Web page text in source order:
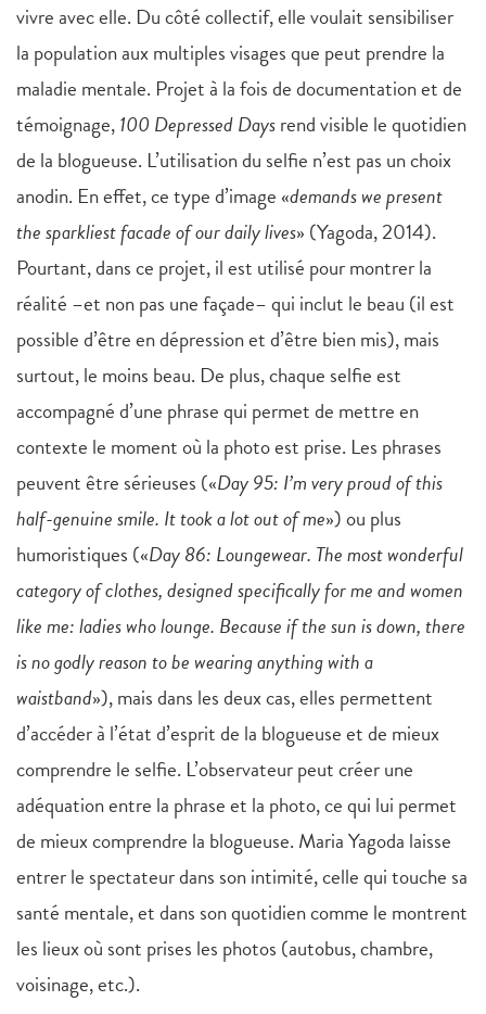
vivre avec elle. Du côté collectif, elle voulait sensibiliser
la population aux multiples visages que peut prendre la
maladie mentale. Projet à la fois de documentation et de
témoignage,100 Depressed Daysrend visible le quotidien
de la blogueuse. L’utilisation du selfie n’est pas un choix
anodin. En effet, ce type d’image «demands we present
the sparkliest facade of our daily lives» (Yagoda, 2014).
Pourtant, dans ce projet, il est utilisé pour montrer la
réalité –et non pas une façade– qui inclut le beau (il est
possible d’être en dépression et d’être bien mis), mais
surtout, le moins beau. De plus, chaque selfie est
accompagné d’une phrase qui permet de mettre en
contexte le moment où la photo est prise. Les phrases
peuvent être sérieuses («Day 95: I’m very proud of this
half-genuine smile. It took a lot out of me») ou plus
humoristiques («Day 86: Loungewear. The most wonderful
category of clothes, designed specifically for me and women
like me: ladies who lounge. Because if the sun is down, there
is no godly reason to be wearing anything with a
waistband»), mais dans les deux cas, elles permettent
d’accéder à l’état d’esprit de la blogueuse et de mieux
comprendre le selfie. L’observateur peut créer une
adéquation entre la phrase et la photo, ce qui lui permet
de mieux comprendre la blogueuse. Maria Yagoda laisse
entrer le spectateur dans son intimité, celle qui touche sa
santé mentale, et dans son quotidien comme le montrent
les lieux où sont prises les photos (autobus, chambre,
voisinage, etc.).